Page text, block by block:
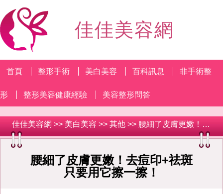
佳佳美容網
首頁 整形手術 美白美容 百科訊息 非手術整
形 整形美容健康經驗 美容整形問答
佳佳美容網 >> 美白美容 >> 其他 >> 腰細了皮膚更嫩！去痘印+祛斑只要用它擦一擦！
腰細了皮膚更嫩！去痘印+祛斑
只要用它擦一擦！